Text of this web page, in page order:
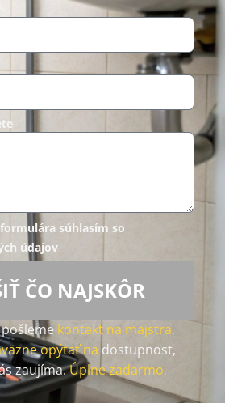
súhlasím so
údajov
ČO NAJSKÔR
kontakt na majstra.
opýtať na dostupnosť,
zaujíma.Úplne zadarmo.